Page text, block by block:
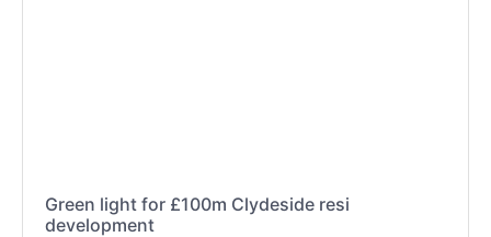
Green light for £100m Clydeside resi
development